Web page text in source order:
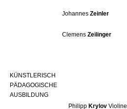
Johannes Zeinler
Clemens Zeilinger
KÜNSTLERISCH
PÄDAGOGISCHE
AUSBILDUNG
Philipp Krylov Violine